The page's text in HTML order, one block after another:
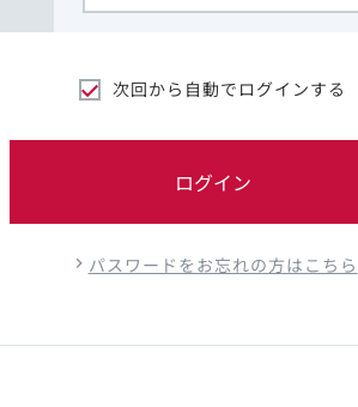
次回から自動でログインする
ログイン
パスワードをお忘れの方はこちら